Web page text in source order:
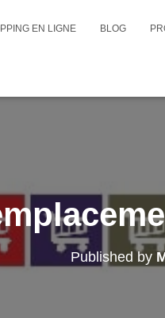
EN LIGNE BLOG
Published by